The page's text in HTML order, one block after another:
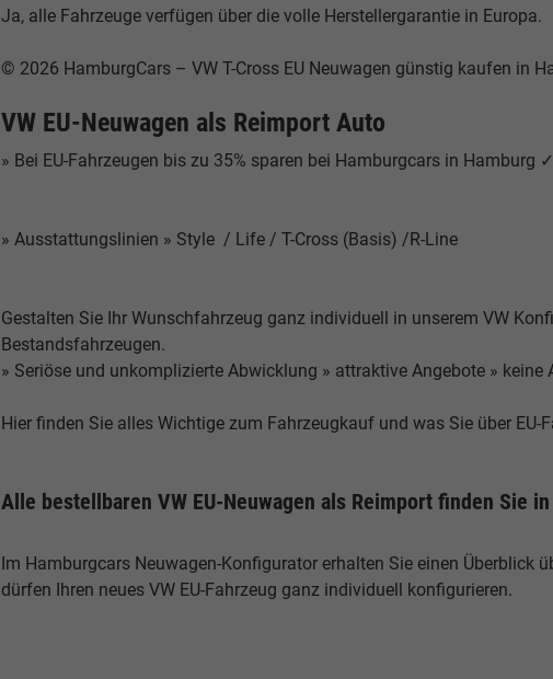
Ja, alle Fahrzeuge verfügen über die volle Herstellergarantie in Europa.
© 2026 HamburgCars – VW T-Cross EU Neuwagen günstig kaufen in
VW EU-Neuwagen als Reimport Auto
» Bei EU-Fahrzeugen bis zu 35% sparen bei Hamburgcars in Hamburg
» Ausstattungslinien » Style / Life / T-Cross (Basis) /R-Line
Gestalten Sie Ihr Wunschfahrzeug ganz individuell in unserem VW
Bestandsfahrzeugen.
» Seriöse und unkomplizierte Abwicklung » attraktive Angebote » keine
Hier finden Sie alles Wichtige zum Fahrzeugkauf und was Sie über EU-
Alle bestellbaren VW EU-Neuwagen als Reimport finden Sie
Im Hamburgcars Neuwagen-Konfigurator erhalten Sie einen Überblick
dürfen Ihren neues VW EU-Fahrzeug ganz individuell konfigurieren.